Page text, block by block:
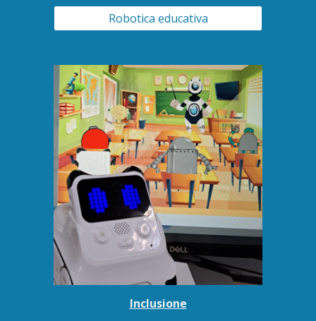
Robotica educativa
Inclusione